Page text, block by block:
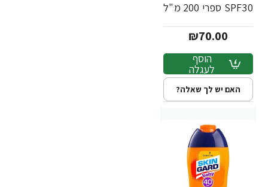
SPF30 ספרי 200 מ"ל
₪70.00
הוסף
לעגלה
האם יש לך שאלה?